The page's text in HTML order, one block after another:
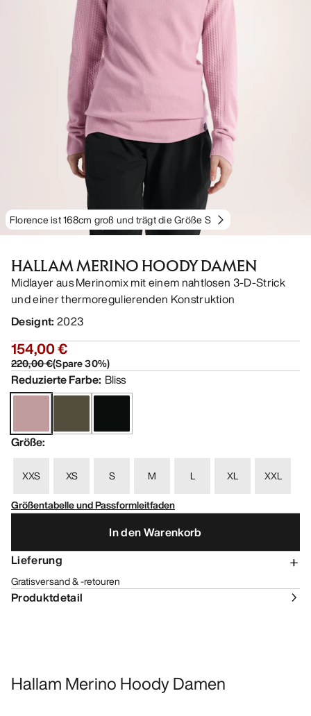
Florence ist 168cm groß und trägt die Größe S
HALLAM MERINO HOODY DAMEN
Midlayer aus Merinomix mit einem nahtlosen 3-D-Strick
und einer thermoregulierenden Konstruktion
Designt: 2023
154,00 €
220,00 €(Spare30%)
Reduzierte Farbe: Bliss
Größe:
XXS XS S M L XL
XXL
Größentabelle und Passformleitfaden
In den Warenkorb
Lieferung
Gratisversand & -retouren
Produktdetail
Hallam Merino Hoody Damen